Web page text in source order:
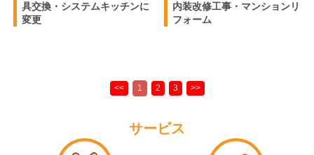
具交換・システムキッチンに
変更
内装改修工事・マンションリ
フォーム
サービス